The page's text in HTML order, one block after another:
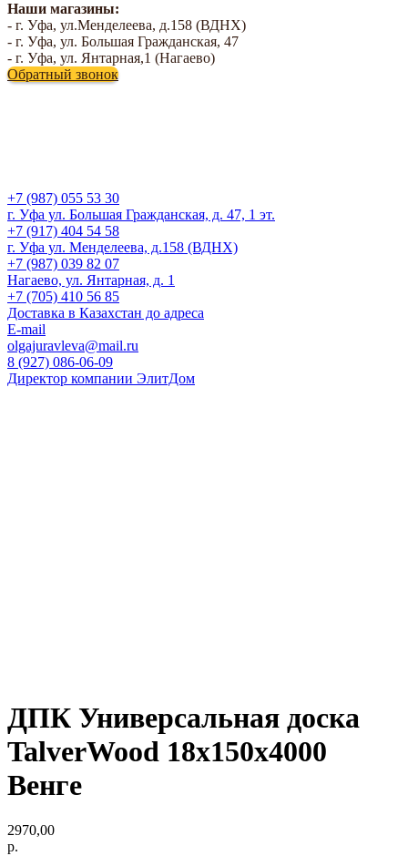
Наши магазины:
- г. Уфа, ул.Менделеева, д.158 (ВДНХ)
- г. Уфа, ул. Большая Гражданская, 47
- г. Уфа, ул. Янтарная,1 (Нагаево)
Обратный звонок
+7 (987) 055 53 30
г. Уфа ул. Большая Гражданская, д. 47, 1 эт.
+7 (917) 404 54 58
г. Уфа ул. Менделеева, д.158 (ВДНХ)
+7 (987) 039 82 07
Нагаево, ул. Янтарная, д. 1
+7 (705) 410 56 85
Доставка в Казахстан до адреса
E-mail
olgajuravleva@mail.ru
8 (927) 086-06-09
Директор компании ЭлитДом
ДПК Универсальная доска
TalverWood 18х150х4000
Венге
2970,00
р.